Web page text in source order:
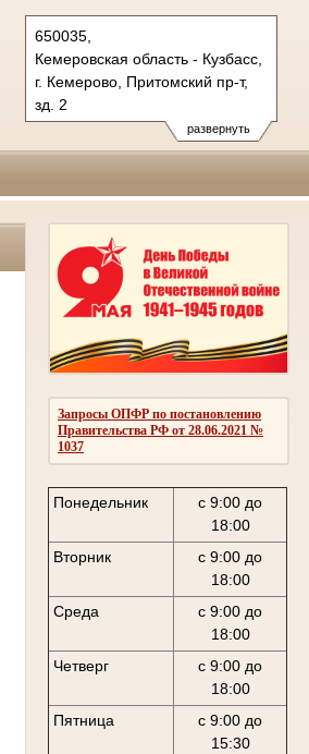
развернуть
650035,
Кемеровская область - Кузбасс,
г. Кемерово, Притомский пр-т,
зд. 2
Тел.: (3842) 71-75-00
71-76-00, 71-75-71
Запросы ОПФР по постановлению
Правительства РФ от 28.06.2021 №
1037
Понедельник
с 9:00 до
18:00
Вторник
с 9:00 до
18:00
Среда
с 9:00 до
18:00
Четверг
с 9:00 до
18:00
Пятница
с 9:00 до
15:30